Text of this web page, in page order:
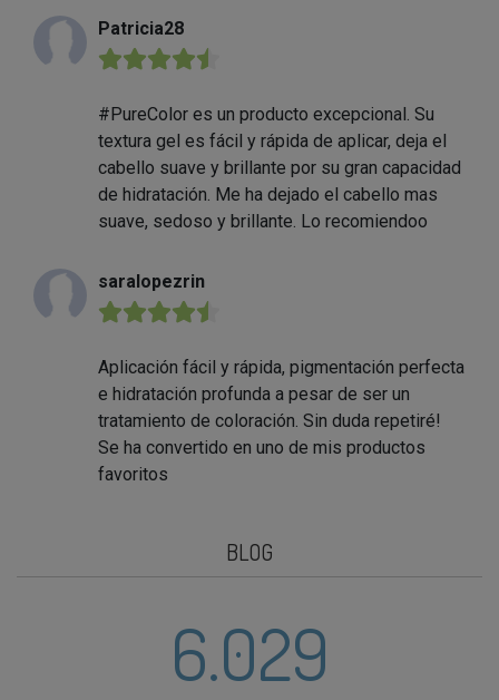
Patricia28
★★★★★
#PureColor es un producto excepcional. Su
textura gel es fácil y rápida de aplicar, deja el
cabello suave y brillante por su gran capacidad
de hidratación. Me ha dejado el cabello mas
suave, sedoso y brillante. Lo recomiendoo
saralopezrin
★★★★★
Aplicación fácil y rápida, pigmentación perfecta
e hidratación profunda a pesar de ser un
tratamiento de coloración. Sin duda repetiré!
Se ha convertido en uno de mis productos
favoritos
BLOG
6.029